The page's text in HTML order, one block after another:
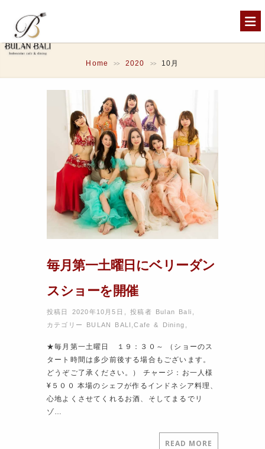
Home >> 2020 >> 10月
毎月第一土曜日にベリーダン
スショーを開催
投稿日 2020年10月5日 ,投稿者 Bulan Bali
カテゴリー BULAN BALI ,Cafe & Dining
★毎月第一土曜日 １９：３０～ （ショーのス
タート時間は多少前後する場合もございます。
どうぞご了承ください。） チャージ：お一人様
¥５００ 本場のシェフが作るインドネシア料理、
心地よくさせてくれるお酒、そしてまるでリ
ゾ…
READ MORE